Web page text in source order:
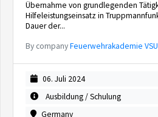
Übernahme von grundlegenden
Hilfeleistungseinsatz in
Dauer der...
By companyFeuerwehrakademie
06. Juli 2024
Ausbildung / Schulung
Germany